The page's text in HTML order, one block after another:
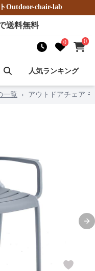
Outdoor-chair-lab
送料無料
0 0
人気ランキング
一覧 › アウトドアチェア